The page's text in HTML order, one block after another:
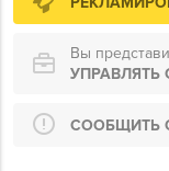
Вы
УПРАВЛЯТЬ
СООБЩИТЬ